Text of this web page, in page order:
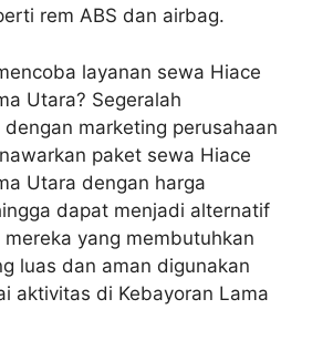
rem ABS dan airbag.
layanan sewa Hiace
Utara? Segeralah
marketing perusahaan
paket sewa Hiace
Utara dengan harga
dapat menjadi alternatif
yang membutuhkan
luas dan aman digunakan
aktivitas di Kebayoran Lama